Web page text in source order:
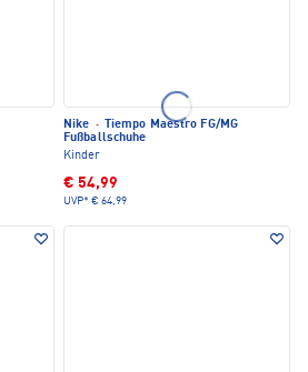
Nike ·
Tiempo Maestro FG/MG
Fußballschuhe
Kinder
€ 54,99
UVP* € 64,99